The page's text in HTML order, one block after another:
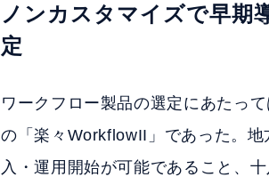
ノンカスタマイズで早期
定
ワークフロー製品の選定にあたっ
の「楽々WorkflowII」であった。
入・運用開始が可能であること、